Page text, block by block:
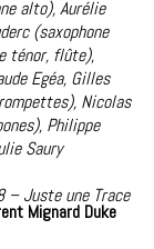
alto), Aurélie
(saxophone
ténor, flûte),
Egéa, Gilles
Nicolas
Philippe
Saury
– Juste une Trace
Mignard Duke